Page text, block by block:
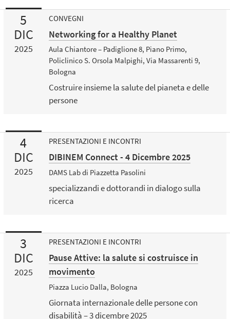
5
DIC
2025
CONVEGNI
Networking for a Healthy Planet
Aula Chiantore – Padiglione 8, Piano Primo,
Policlinico S. Orsola Malpighi, Via Massarenti 9,
Bologna
Costruire insieme la salute del pianeta e delle
persone
4
DIC
2025
PRESENTAZIONI E INCONTRI
DIBINEM Connect - 4 Dicembre 2025
DAMS Lab di Piazzetta Pasolini
specializzandi e dottorandi in dialogo sulla
ricerca
3
DIC
2025
PRESENTAZIONI E INCONTRI
Pause Attive: la salute si costruisce in
movimento
Piazza Lucio Dalla, Bologna
Giornata internazionale delle persone con
disabilità – 3 dicembre 2025